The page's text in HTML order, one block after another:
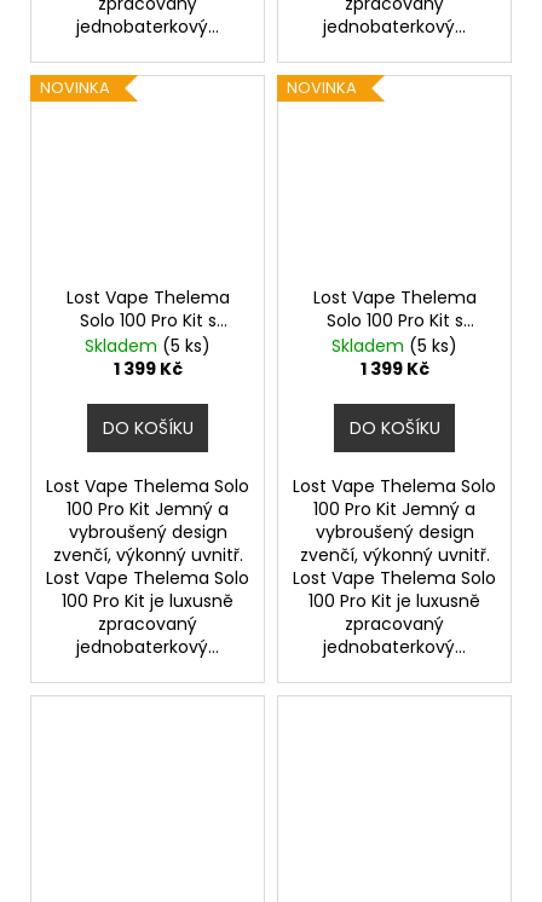
jednobaterkový...
jednobaterkový...
NOVINKA
Lost Vape Thelema
Solo 100 Pro Kit s
Centaurus Sub Ohm
Tank V2 (Lotus Lilac)
Skladem (5 ks)
1 399 Kč
DO KOŠÍKU
Lost Vape Thelema Solo
100 Pro Kit Jemný a
vybroušený design
zvenčí, výkonný uvnitř.
Lost Vape Thelema Solo
100 Pro Kit je luxusně
zpracovaný
jednobaterkový...
NOVINKA
Lost Vape Thelema
Solo 100 Pro Kit s
Centaurus Sub Ohm
Tank V2 (Carbon
Skladem (5 ks)
1 399 Kč
DO KOŠÍKU
Lost Vape Thelema Solo
100 Pro Kit Jemný a
vybroušený design
zvenčí, výkonný uvnitř.
Lost Vape Thelema Solo
100 Pro Kit je luxusně
zpracovaný
jednobaterkový...